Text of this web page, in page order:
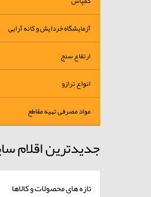
آزمایشگاه خردایش و کانه آرایی
ارتفاع سنج
انواع ترازو
مواد مصرفی تهیه مقاطع
جدیدترین اقلام
تازه های محصولات و کالاها